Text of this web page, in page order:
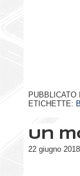
PUBBLICATO
ETICHETTE:
Un
22 giugno 2018